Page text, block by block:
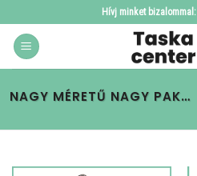
to
content
Hívj minket bizalommal:
NAGY MÉRETŰ NAGY PAKOLÓS NŐI TÁSKA